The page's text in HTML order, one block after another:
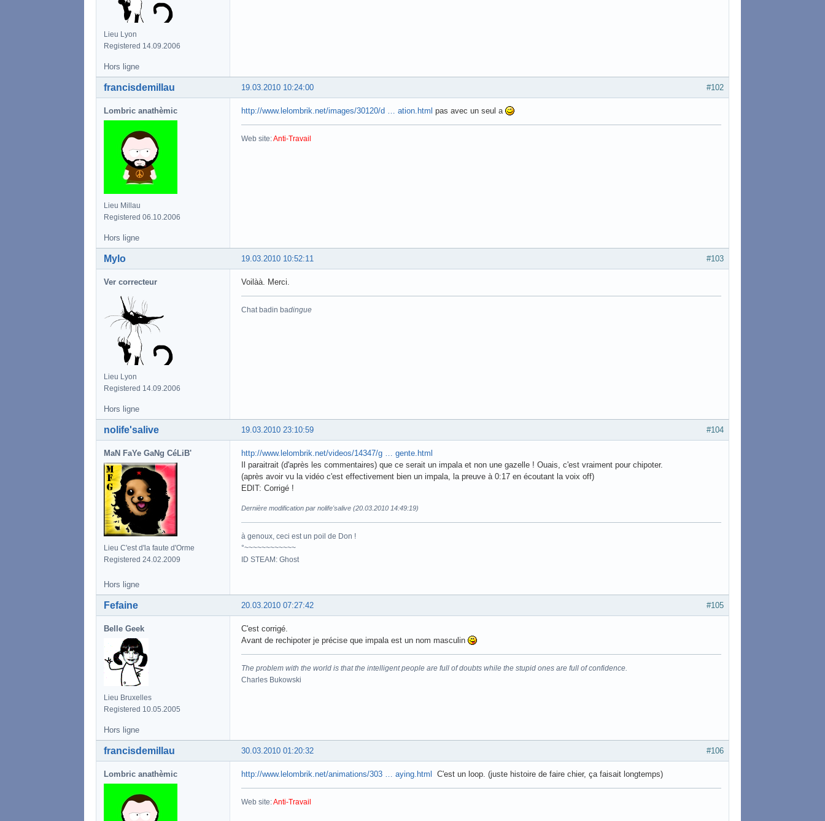
Lieu Lyon
Registered 14.09.2006
Hors ligne
#102
19.03.2010 10:24:00
francisdemillau
Lombric anathèmic
Lieu Millau
Registered 06.10.2006
http://www.lelombrik.net/images/30120/d … ation.html pas avec un seul a
Web site:Anti-Travail
Hors ligne
#103
19.03.2010 10:52:11
Mylo
Ver correcteur
Lieu Lyon
Registered 14.09.2006
Voilàà. Merci.
Chat badin badingue
Hors ligne
#104
19.03.2010 23:10:59
nolife'salive
MaN FaYe GaNg CéLiB'
Lieu C'est d'la faute d'Orme
Registered 24.02.2009
http://www.lelombrik.net/videos/14347/g … gente.html
Il paraitrait (d'après les commentaires) que ce serait un impala et non une gazelle ! Ouais, c'est vraiment pour chipoter.
(après avoir vu la vidéo c'est effectivement bien un impala, la preuve à 0:17 en écoutant la voix off)
EDIT: Corrigé !
Dernière modification par nolife'salive (20.03.2010 14:49:19)
à genoux, ceci est un poil de Don !
°~~~~~~~~~~~~
ID STEAM: Ghost
Hors ligne
#105
20.03.2010 07:27:42
Fefaine
Belle Geek
Lieu Bruxelles
Registered 10.05.2005
C'est corrigé.
Avant de rechipoter je précise que impala est un nom masculin
The problem with the world is that the intelligent people are full of doubts while the stupid ones are full of confidence.
Charles Bukowski
Hors ligne
#106
30.03.2010 01:20:32
francisdemillau
Lombric anathèmic http://www.lelombrik.net/animations/303 … aying.html C'est un loop. (juste histoire de faire chier, ça faisait longtemps)
Web site:Anti-Travail